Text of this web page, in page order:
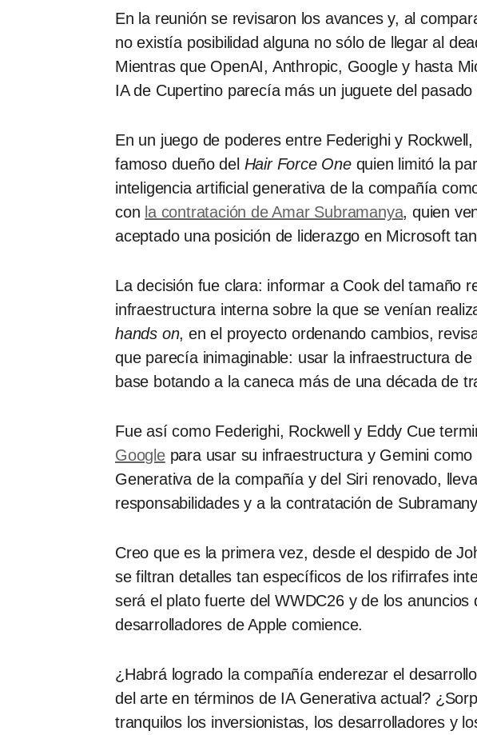
En la reunión se revisaron los avances y, al
no existía posibilidad alguna no sólo de llegar al
Mientras que OpenAI, Anthropic, Google y hasta
IA de Cupertino parecía más un juguete del
En un juego de poderes entre Federighi y
famoso dueño del Hair Force Onequien limitó la
inteligencia artificial generativa de la compañía
con la contratación de Amar Subramanya, quien
aceptado una posición de liderazgo en Microsoft
La decisión fue clara: informar a Cook del tamaño
infraestructura interna sobre la que se venían
hands on, en el proyecto ordenando cambios,
que parecía inimaginable: usar la infraestructura
base botando a la caneca más de una década de
Fue así como Federighi, Rockwell y Eddy Cue
Googlepara usar su infraestructura y Gemini
Generativa de la compañía y del Siri renovado,
responsabilidades y a la contratación de
Creo que es la primera vez, desde el despido de
se filtran detalles tan específicos de los rifirrafes
será el plato fuerte del WWDC26 y de los
desarrolladores de Apple comience.
¿Habrá logrado la compañía enderezar el
del arte en términos de IA Generativa actual?
tranquilos los inversionistas, los desarrolladores y